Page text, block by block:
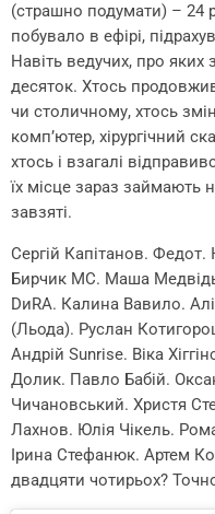
(страшно подумати) – 24
побувало в ефірі,
Навіть ведучих, про
десяток. Хтось
чи столичному, хтось
комп’ютер, хірургічний
хтось і взагалі
їх місце зараз займають
завзяті.
Сергій Капітанов.
Бирчик МС. Маша
DиRA. Калина Вавило.
(Льода). Руслан
Андрій Sunrise. Віка
Долик. Павло Бабій.
Чичановський. Христя
Лахнов. Юлія Чікель.
Ірина Стефанюк. Артем
двадцяти чотирьох?